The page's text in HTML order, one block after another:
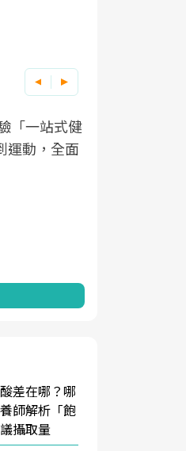
化」出發，
話，建立對
改善行
差在哪？哪
師解析「飽
攝取量